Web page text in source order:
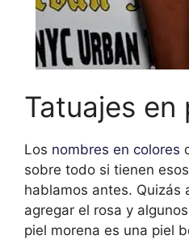
Tatuajes en
Los nombres en colores
sobre todo si tienen
hablamos antes. Quizás
agregar el rosa y
piel morena es una piel